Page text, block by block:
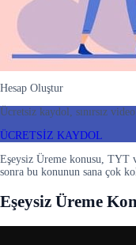
Hesap Oluştur
Ücretsiz kaydol, sınırsız
ÜCRETSİZ KAYDOL
Eşeysiz Üreme konusu, TYT
sonra bu konunun sana çok
Eşeysiz Üreme